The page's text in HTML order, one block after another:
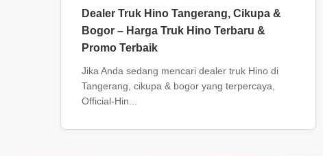
Dealer Truk Hino Tangerang, Cikupa &
Bogor – Harga Truk Hino Terbaru &
Promo Terbaik
Jika Anda sedang mencari dealer truk Hino di
Tangerang, cikupa & bogor yang terpercaya,
Official-Hin...